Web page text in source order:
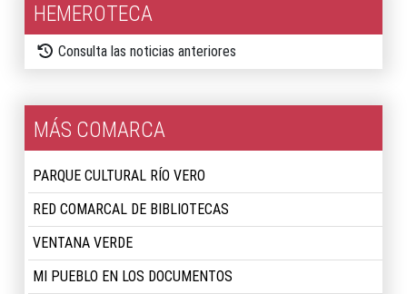
HEMEROTECA
Consulta las noticias anteriores
MÁS COMARCA
PARQUE CULTURAL RÍO VERO
RED COMARCAL DE BIBLIOTECAS
VENTANA VERDE
MI PUEBLO EN LOS DOCUMENTOS